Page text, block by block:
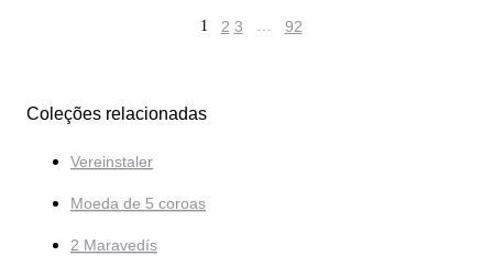
1 2 3 … 92
Coleções relacionadas
Vereinstaler
Moeda de 5 coroas
2 Maravedís